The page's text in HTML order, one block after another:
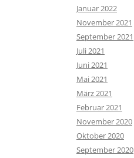
Januar 2022
November 2021
September 2021
Juli 2021
Juni 2021
Mai 2021
März 2021
Februar 2021
November 2020
Oktober 2020
September 2020